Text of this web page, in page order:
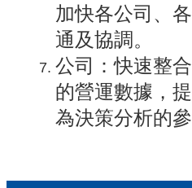
加快各公司、
通及協調。
公司：快速整
的營運數據，
為決策分析的參